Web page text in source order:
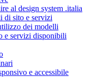
al design system .italia
di sito e servizi
dei modelli
e servizi disponibili
e accessibile